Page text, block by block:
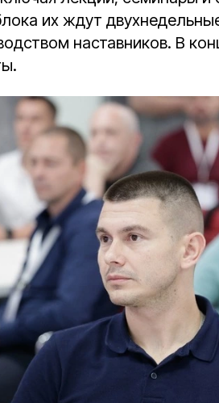
их ждут
наставников. В